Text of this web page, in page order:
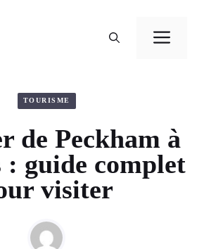
TOURISME
de Peckham à
: guide complet
visiter